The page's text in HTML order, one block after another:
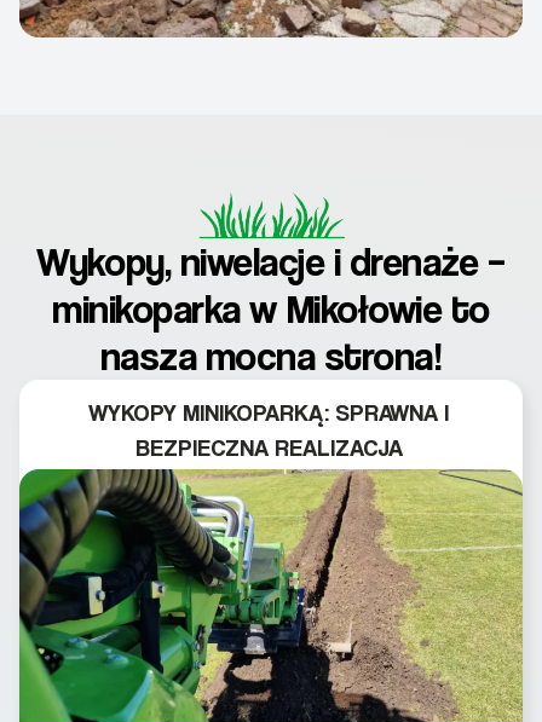
Wykopy, niwelacje i drenaże –
minikoparka w Mikołowie to
nasza mocna strona!
WYKOPY MINIKOPARKĄ: SPRAWNA I
BEZPIECZNA REALIZACJA